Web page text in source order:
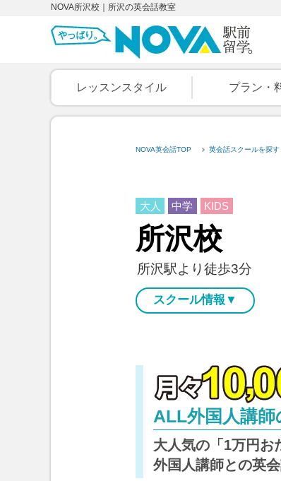
NOVA所沢校｜所沢の英会話教室
レッスンスタイル プラン・
NOVA英会話TOP 英会話スクールを探す
所沢校
所沢駅より徒歩3分
大人 中学 KIDS
スクール情報▼
ALL外国人講
大人気の「1万円お
外国人講師との英